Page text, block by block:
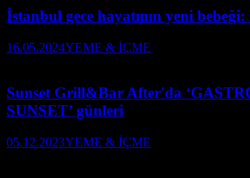
İstanbul gece hayatının yeni
16.05.2024YEME & İÇME
Sunset Grill&Bar After'da
SUNSET’ günleri
05.12.2023YEME & İÇME